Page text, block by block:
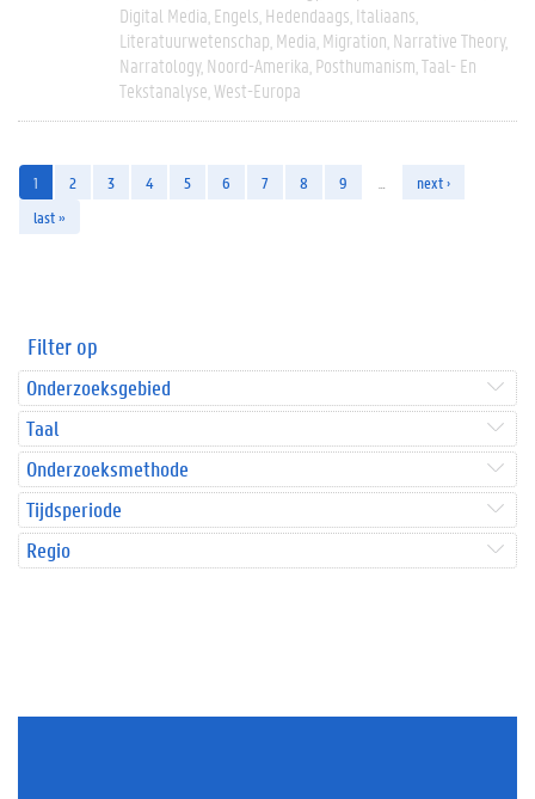
Digital Media Engels Hedendaags Italiaans
Literatuurwetenschap Media Migration Narrative Theory
Narratology Noord-Amerika Posthumanism Taal- En
Tekstanalyse West-Europa
1 2 3 4 5 6 7 8 9
next ›
last »
Filter op
Onderzoeksgebied
Taal
Onderzoeksmethode
Tijdsperiode
Regio